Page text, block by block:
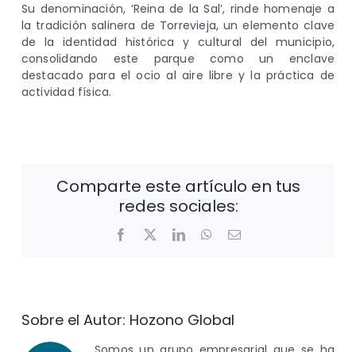
Su denominación, ‘Reina de la Sal’, rinde homenaje a
la tradición salinera de Torrevieja, un elemento clave
de la identidad histórica y cultural del municipio,
consolidando este parque como un enclave
destacado para el ocio al aire libre y la práctica de
actividad física.
Comparte este artículo en tus
redes sociales:
Facebook
X LinkedInWhatsApp
Correo
Sobre el Autor: Hozono Global